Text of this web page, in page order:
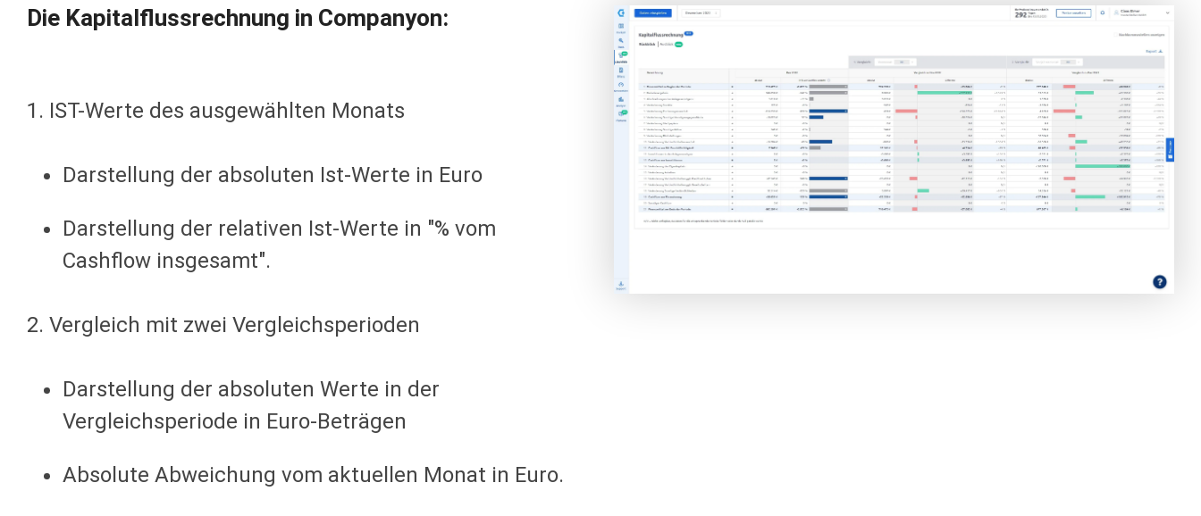
Die Kapitalflussrechnung in Companyon:
1. IST-Werte des ausgewählten Monats
Darstellung der absoluten Ist-Werte in Euro
Darstellung der relativen Ist-Werte in "% vom
Cashflow insgesamt".
2. Vergleich mit zwei Vergleichsperioden
Darstellung der absoluten Werte in der
Vergleichsperiode in Euro-Beträgen
Absolute Abweichung vom aktuellen Monat in Euro.